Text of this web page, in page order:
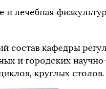
и лечебная
состав кафедры
и городских
круглых столов.